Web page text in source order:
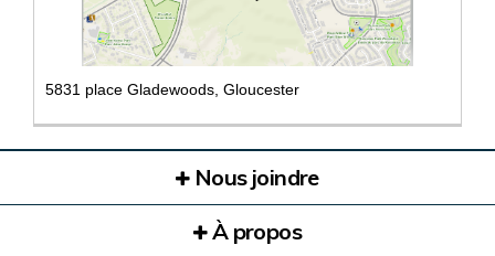
5831 place Gladewoods, Gloucester
Nous joindre
À propos